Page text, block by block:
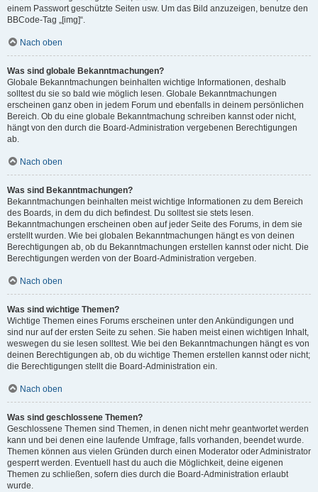
einem Passwort geschützte Seiten usw. Um das Bild anzuzeigen, benutze den
BBCode-Tag „[img]“.
Nach oben
Was sind globale Bekanntmachungen?
Globale Bekanntmachungen beinhalten wichtige Informationen, deshalb
solltest du sie so bald wie möglich lesen. Globale Bekanntmachungen
erscheinen ganz oben in jedem Forum und ebenfalls in deinem persönlichen
Bereich. Ob du eine globale Bekanntmachung schreiben kannst oder nicht,
hängt von den durch die Board-Administration vergebenen Berechtigungen
ab.
Nach oben
Was sind Bekanntmachungen?
Bekanntmachungen beinhalten meist wichtige Informationen zu dem Bereich
des Boards, in dem du dich befindest. Du solltest sie stets lesen.
Bekanntmachungen erscheinen oben auf jeder Seite des Forums, in dem sie
erstellt wurden. Wie bei globalen Bekanntmachungen hängt es von deinen
Berechtigungen ab, ob du Bekanntmachungen erstellen kannst oder nicht. Die
Berechtigungen werden von der Board-Administration vergeben.
Nach oben
Was sind wichtige Themen?
Wichtige Themen eines Forums erscheinen unter den Ankündigungen und
sind nur auf der ersten Seite zu sehen. Sie haben meist einen wichtigen Inhalt,
weswegen du sie lesen solltest. Wie bei den Bekanntmachungen hängt es von
deinen Berechtigungen ab, ob du wichtige Themen erstellen kannst oder nicht;
die Berechtigungen stellt die Board-Administration ein.
Nach oben
Was sind geschlossene Themen?
Geschlossene Themen sind Themen, in denen nicht mehr geantwortet werden
kann und bei denen eine laufende Umfrage, falls vorhanden, beendet wurde.
Themen können aus vielen Gründen durch einen Moderator oder Administrator
gesperrt werden. Eventuell hast du auch die Möglichkeit, deine eigenen
Themen zu schließen, sofern dies durch die Board-Administration erlaubt
wurde.